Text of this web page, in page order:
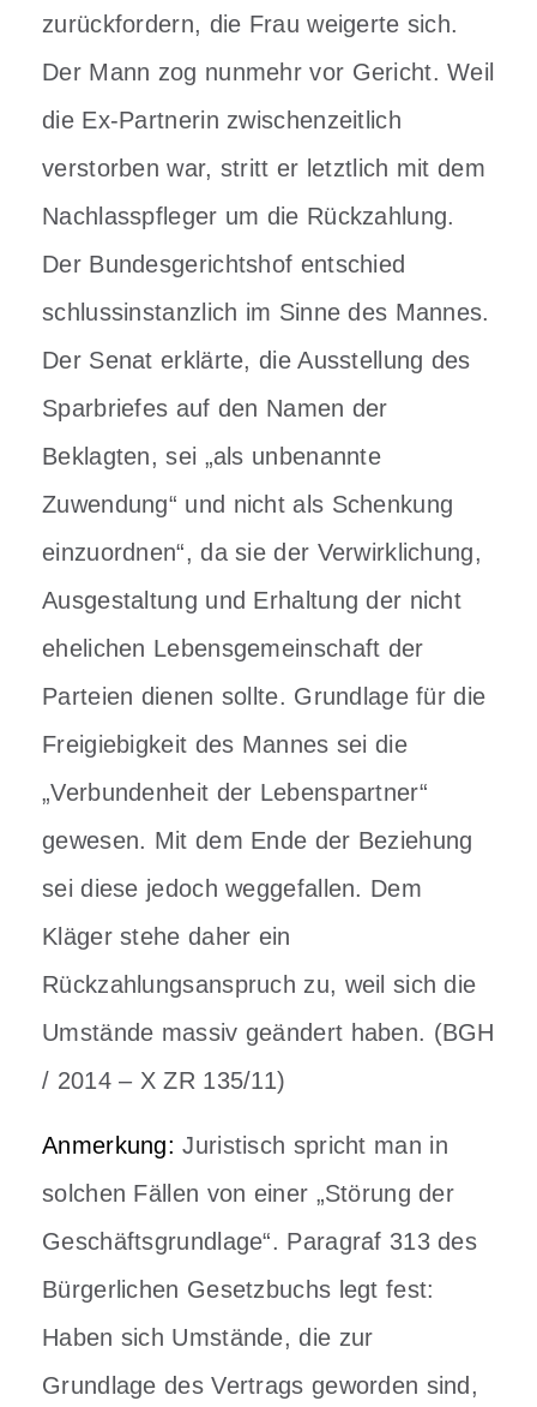
zurückfordern, die Frau weigerte sich.
Der Mann zog nunmehr vor Gericht. Weil
die Ex-Partnerin zwischenzeitlich
verstorben war, stritt er letztlich mit dem
Nachlasspfleger um die Rückzahlung.
Der Bundesgerichtshof entschied
schlussinstanzlich im Sinne des Mannes.
Der Senat erklärte, die Ausstellung des
Sparbriefes auf den Namen der
Beklagten, sei „als unbenannte
Zuwendung“ und nicht als Schenkung
einzuordnen“, da sie der Verwirklichung,
Ausgestaltung und Erhaltung der nicht
ehelichen Lebensgemeinschaft der
Parteien dienen sollte. Grundlage für die
Freigiebigkeit des Mannes sei die
„Verbundenheit der Lebenspartner“
gewesen. Mit dem Ende der Beziehung
sei diese jedoch weggefallen. Dem
Kläger stehe daher ein
Rückzahlungsanspruch zu, weil sich die
Umstände massiv geändert haben. (BGH
/ 2014 – X ZR 135/11)
Anmerkung: Juristisch spricht man in
solchen Fällen von einer „Störung der
Geschäftsgrundlage“. Paragraf 313 des
Bürgerlichen Gesetzbuchs legt fest:
Haben sich Umstände, die zur
Grundlage des Vertrags geworden sind,